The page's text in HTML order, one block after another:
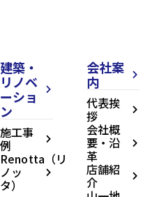
建築・
リノベ
ーショ
ン
arrow_forward_ios
施工事
例 arrow_forward_ios
Renotta（リ
ノッ
タ）
arrow_forward_ios
会社案
内
arrow_forward_ios
代表挨
拶 arrow_forward_ios
会社概
要・沿
革
arrow_forward_ios
店舗紹
介 arrow_forward_ios